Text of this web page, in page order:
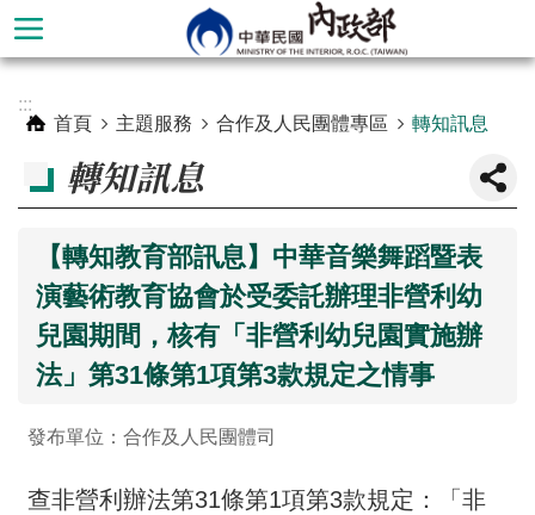
跳到主要內容區塊
階
部
:::
首頁
主題服務 合作及人民團體專區 轉知訊息
轉知訊息
【轉知教育部訊息】中華音樂舞蹈暨表
演藝術教育協會於受委託辦理非營利幼
兒園期間，核有「非營利幼兒園實施辦
法」第31條第1項第3款規定之情事
發布單位：合作及人民團體司
查非營利辦法第31條第1項第3款規定：「非